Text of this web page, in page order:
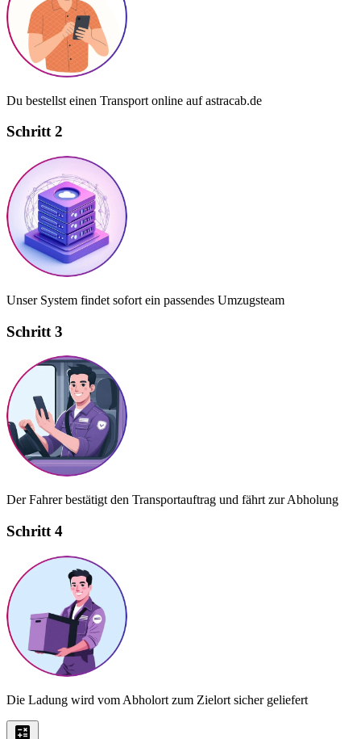
Du bestellst einen Transport online auf astracab.de
Schritt 2
Unser System findet sofort ein passendes Umzugsteam
Schritt 3
Der Fahrer bestätigt den Transportauftrag und fährt zur Abholung
Schritt 4
Die Ladung wird vom Abholort zum Zielort sicher geliefert